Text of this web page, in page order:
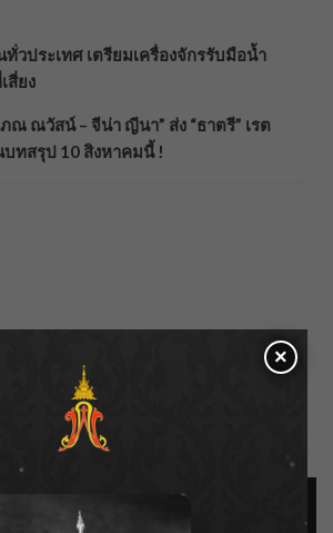
วประเทศ เตรียมเครื่องจักรรับมือน้ำ
สี่ยง
ณ ณวัสน์ – จีน่า ญีนา” ส่ง “ธาตรี” เรต
ทสรุป 10 สิงหาคมนี้ !
×